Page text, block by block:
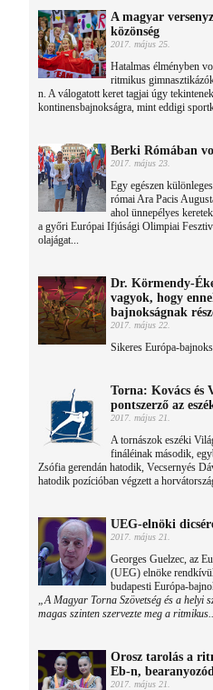
A magyar
közönség
2017. május 25.
Hatalmas élményben
ritmikus
n. A válogatott keret tagjai úgy
kontinensbajnokságra, mint eddigi
Berki Rómában
2017. május 23.
Egy egészen
római Ara Pacis
ahol ünnepélyes
a győri Európai Ifjúsági Olimpiai
olajágat...
Dr. Körmendy-
vagyok, hogy
bajnokságnak
2017. május 22.
Sikeres Európa-
Torna: Kovács és
pontszerző az
2017. május 21.
A tornászok eszéki
fináléinak második,
Zsófia gerendán hatodik, Vecsernyés
hatodik pozícióban végzett a
UEG-elnöki
2017. május 21.
Georges Guelzec, az
(UEG) elnöke
budapesti Európa-
„A Magyar Torna Szövetség és a helyi
magas szinten szervezte meg a
Orosz tarolás a
Eb-n,
2017. május 21.